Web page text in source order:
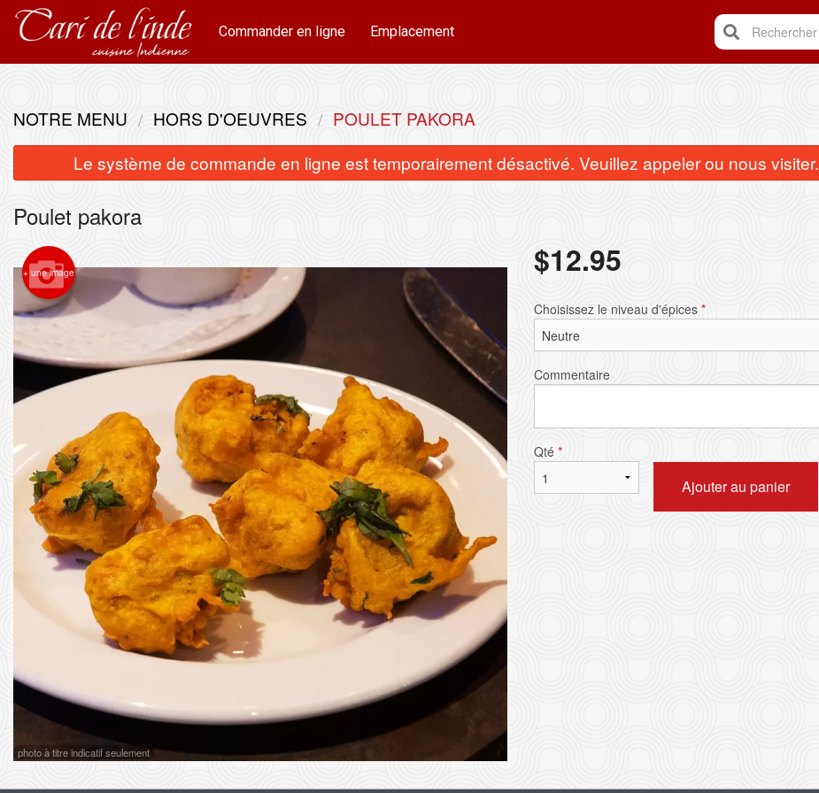
Commander en ligne Emplacement Rechercher
Poulet au curry
$16.95
$3.95
NOTRE MENU HORS D'OEUVRES
POULET PAKORA
Le système de commande en ligne est temporairement désactivé. Veuillez appeler ou nous visiter.
Poulet pakora
+ une image
photo à titre indicatif seulement
$12.95
Choisissez le niveau d'épices *
Commentaire
Qté *
Ajouter au panier